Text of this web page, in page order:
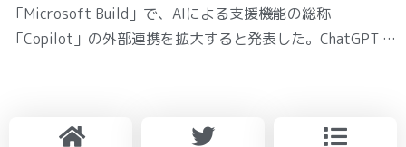
「Microsoft Build」で、AIによる支援機能の総称
「Copilot」の外部連携を拡大すると発表した。ChatGPT …